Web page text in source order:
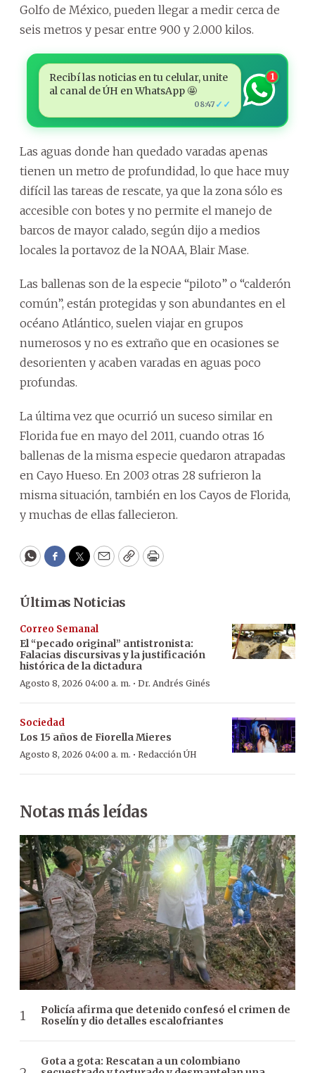
Golfo de México, pueden llegar a medir cerca de
seis metros y pesar entre 900 y 2.000 kilos.
Recibí las noticias en tu celular, unite
al canal de ÚH en WhatsApp 🤩
08:47 ✓✓
1
Las aguas donde han quedado varadas apenas
tienen un metro de profundidad, lo que hace muy
difícil las tareas de rescate, ya que la zona sólo es
accesible con botes y no permite el manejo de
barcos de mayor calado, según dijo a medios
locales la portavoz de la NOAA, Blair Mase.
Las ballenas son de la especie “piloto” o “calderón
común”, están protegidas y son abundantes en el
océano Atlántico, suelen viajar en grupos
numerosos y no es extraño que en ocasiones se
desorienten y acaben varadas en aguas poco
profundas.
La última vez que ocurrió un suceso similar en
Florida fue en mayo del 2011, cuando otras 16
ballenas de la misma especie quedaron atrapadas
en Cayo Hueso. En 2003 otras 28 sufrieron la
misma situación, también en los Cayos de Florida,
y muchas de ellas fallecieron.
WhatsApp
Facebook
Twitter
EmailCopyPrint
Últimas Noticias
Correo Semanal
El “pecado original” antistronista:
Falacias discursivas y la justificación
histórica de la dictadura
Agosto 8, 2026 04:00 a. m. · Dr. Andrés Ginés
Sociedad
Los 15 años de Fiorella Mieres
Agosto 8, 2026 04:00 a. m. · Redacción ÚH
Notas más leídas
Policía afirma que detenido confesó el crimen de
Roselín y dio detalles escalofriantes
Gota a gota: Rescatan a un colombiano